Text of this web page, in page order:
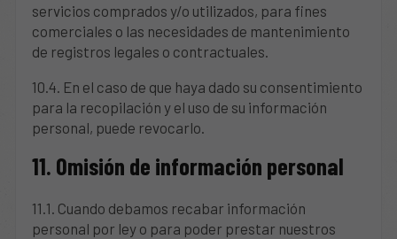
servicios comprados y/o utilizados, para fines
comerciales o las necesidades de mantenimiento
de registros legales o contractuales.
10.4. En el caso de que haya dado su consentimiento
para la recopilación y el uso de su información
personal, puede revocarlo.
11. Omisión de información personal
11.1. Cuando debamos recabar información
personal por ley o para poder prestar nuestros